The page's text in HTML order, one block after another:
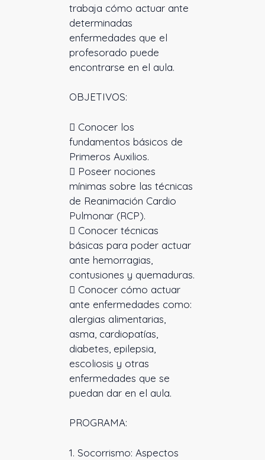
trabaja cómo actuar ante
determinadas
enfermedades que el
profesorado puede
encontrarse en el aula.
OBJETIVOS:
 Conocer los
fundamentos básicos de
Primeros Auxilios.
 Poseer nociones
mínimas sobre las técnicas
de Reanimación Cardio
Pulmonar (RCP).
 Conocer técnicas
básicas para poder actuar
ante hemorragias,
contusiones y quemaduras.
 Conocer cómo actuar
ante enfermedades como:
alergias alimentarias,
asma, cardiopatías,
diabetes, epilepsia,
escoliosis y otras
enfermedades que se
puedan dar en el aula.
PROGRAMA:
1. Socorrismo: Aspectos